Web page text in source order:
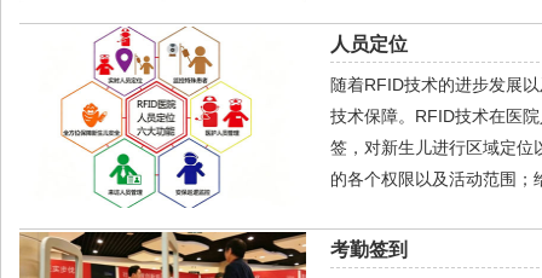
人员定位
随着RFID技术的进步发展
技术保障。RFID技术在医
签，对新生儿进行区域定位
的各个权限以及活动范围
考勤签到